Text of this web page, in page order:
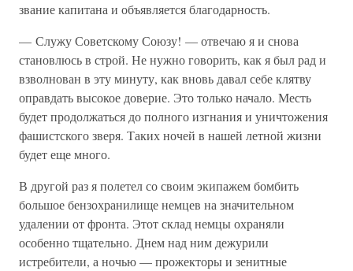
звание капитана и объявляется благодарность.
— Служу Советскому Союзу! — отвечаю я и снова
становлюсь в строй. Не нужно говорить, как я был рад и
взволнован в эту минуту, как вновь давал себе клятву
оправдать высокое доверие. Это только начало. Месть
будет продолжаться до полного изгнания и уничтожения
фашистского зверя. Таких ночей в нашей летной жизни
будет еще много.
В другой раз я полетел со своим экипажем бомбить
большое бензохранилище немцев на значительном
удалении от фронта. Этот склад немцы охраняли
особенно тщательно. Днем над ним дежурили
истребители, а ночью — прожекторы и зенитные